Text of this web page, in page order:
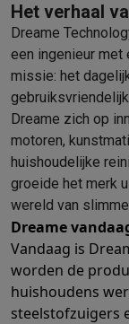
Het verhaal
Dreame
een ingenieur
missie: het
Dreame zich op
motoren,
huishoudelijke
groeide het merk
wereld van
Dreame
Vandaag is
worden de
huishoudens
steelstofzuigers